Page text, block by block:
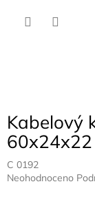
Kabelový
C 0192
Průměrné
Neohodnoceno